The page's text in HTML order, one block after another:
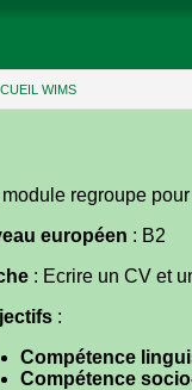
WIMS
regroupe
européen : B2
: Ecrire un CV et
:
Compétence
Compétence